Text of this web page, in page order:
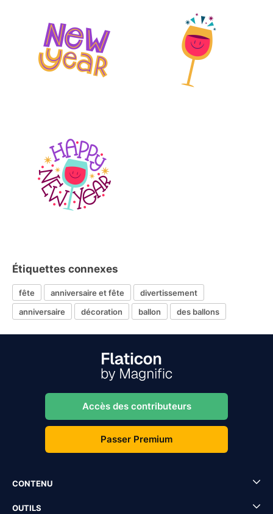
Étiquettes connexes
fête anniversaire et fête
divertissement
anniversaire
décoration ballon des ballons
Accès des contributeurs
Passer Premium
CONTENU
OUTILS